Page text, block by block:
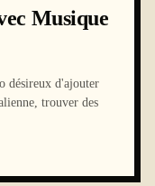
Musique
désireux d'ajouter
trouver des